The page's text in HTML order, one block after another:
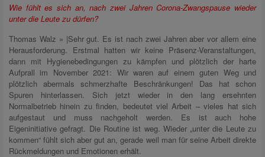
Wie fühlt es sich an, nach zwei Jahren Corona-Zwangspause wieder
unter die Leute zu dürfen?
Thomas Walz » |Sehr gut. Es ist nach zwei Jahren aber vor allem eine
Herausforderung. Erstmal hatten wir keine Präsenz-Veranstaltungen,
dann mit Hygienebedingungen zu kämpfen und plötzlich der harte
Aufprall im November 2021: Wir waren auf einem guten Weg und
plötzlich abermals schmerzhafte Beschränkungen! Das hat schon
Spuren hinterlassen. Sich jetzt wieder in den lang ersehnten
Normalbetrieb hinein zu finden, bedeutet viel Arbeit – vieles hat sich
aufgestaut und muss nachgeholt werden. Es ist auch hohe
Eigeninitiative gefragt. Die Routine ist weg. Wieder „unter die Leute zu
kommen“ fühlt sich aber gut an, gerade weil man für seine Arbeit direkte
Rückmeldungen und Emotionen erhält.